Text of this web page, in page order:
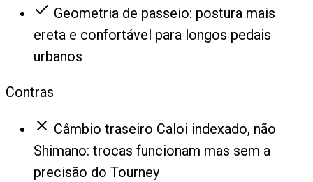
Geometria de passeio: postura mais
ereta e confortável para longos pedais
urbanos
Contras
Câmbio traseiro Caloi indexado, não
Shimano: trocas funcionam mas sem a
precisão do Tourney